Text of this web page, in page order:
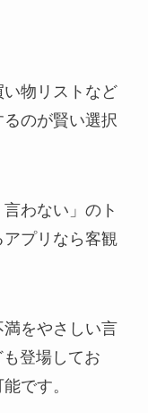
物リストなど
のが賢い選択
わない」のト
プリなら客観
満をやさしい言
登場してお
です。